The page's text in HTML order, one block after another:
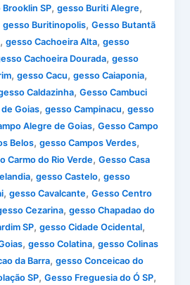
Brooklin SP,gesso Buriti Alegre,
gesso Buritinopolis,Gesso Butantã
,gesso Cachoeira Alta,gesso
Cachoeira Dourada,gesso
,gesso Cacu,gesso Caiaponia,
Caldazinha,Gesso Cambuci
Goias,gesso Campinacu,gesso
Alegre de Goias,Gesso Campo
Belos,gesso Campos Verdes,
Carmo do Rio Verde,Gesso Casa
,gesso Castelo,gesso
,gesso Cavalcante,Gesso Centro
Cezarina,gesso Chapadao do
SP,gesso Cidade Ocidental,
,gesso Colatina,gesso Colinas
da Barra,gesso Conceicao do
SP,Gesso Freguesia do Ó SP,